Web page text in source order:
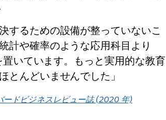
するための設備が整っていないこ
計や確率のような応用科目より
いています。もっと実用的な教育
とんどいませんでした
ードビジネスレビュー誌 (2020 年)